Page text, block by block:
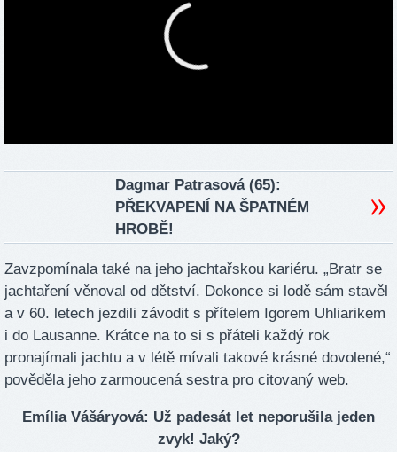
Dagmar Patrasová (65):
PŘEKVAPENÍ NA ŠPATNÉM
HROBĚ!
Zavzpomínala také na jeho jachtařskou kariéru. „Bratr se
jachtaření věnoval od dětství. Dokonce si lodě sám stavěl
a v 60. letech jezdili závodit s přítelem Igorem Uhliarikem
i do Lausanne. Krátce na to si s přáteli každý rok
pronajímali jachtu a v létě mívali takové krásné dovolené,“
pověděla jeho zarmoucená sestra pro citovaný web.
Emília Vášáryová: Už padesát let neporušila jeden
zvyk! Jaký?